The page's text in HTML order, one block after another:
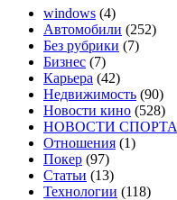
windows (4)
Автомобили (252)
Без рубрики (7)
Бизнес (7)
Карьера (42)
Недвижимость (90)
Новости кино (528)
НОВОСТИ СПОРТА
Отношения (1)
Покер (97)
Статьи (13)
Технологии (118)